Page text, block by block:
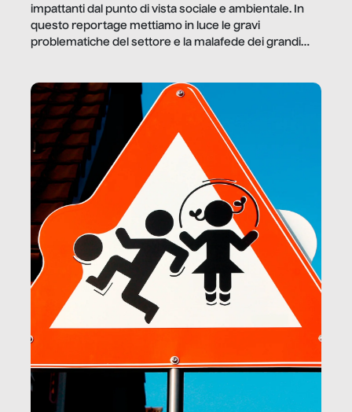
impattanti dal punto di vista sociale e ambientale. In
questo reportage mettiamo in luce le gravi
problematiche del settore e la malafede dei grandi